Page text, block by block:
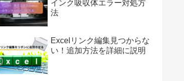
インク吸収体エラー対処方
法
Excelリンク編集見つからな
い！追加方法を詳細に説明